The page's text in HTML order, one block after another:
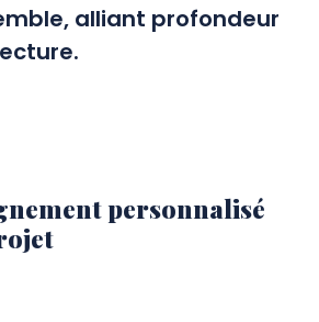
alliant profondeur
personnalisé